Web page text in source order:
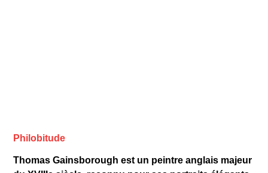
Philobitude
Thomas Gainsborough est un peintre anglais majeur